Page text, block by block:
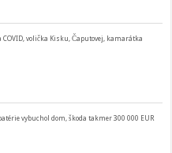
COVID, volička Kisku, Čaputovej, kamarátka
vybuchol dom, škoda takmer 300 000 EUR